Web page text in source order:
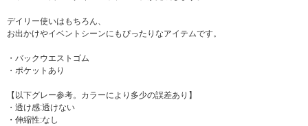
デイリー使いはもちろん、
お出かけやイベントシーンにもぴったりなアイテムです。
・バックウエストゴム
・ポケットあり
【以下グレー参考。カラーにより多少の誤差あり】
・透け感:透けない
・伸縮性:なし